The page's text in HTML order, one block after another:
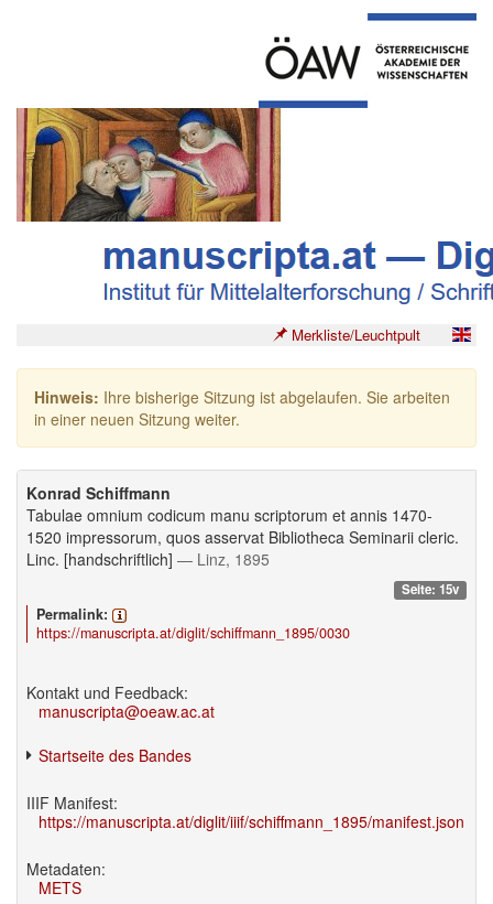
Merkliste/Leuchtpult
Hinweis: Ihre bisherige Sitzung ist abgelaufen. Sie arbeiten
in einer neuen Sitzung weiter.
Konrad Schiffmann
Tabulae omnium codicum manu scriptorum et annis 1470-
1520 impressorum, quos asservat Bibliotheca Seminarii cleric.
Linc. [handschriftlich] — Linz, 1895
Seite: 15v
Permalink:
https://manuscripta.at/diglit/schiffmann_1895/0030
Kontakt und Feedback:
manuscripta@oeaw.ac.at
Startseite des Bandes
IIIF Manifest:
https://manuscripta.at/diglit/iiif/schiffmann_1895/manifest.json
Metadaten:
METS